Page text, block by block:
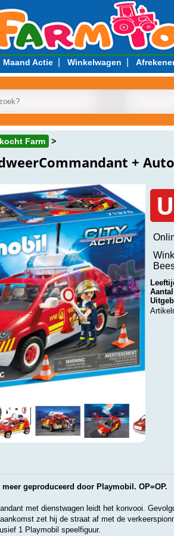
Maand Actie| Winkelwagen
Farm
+
geproduceerd door Playmobil. OP=OP.
met dienstwagen leidt het konvooi.
zet hij de straat af met de
1 Playmobil speelfiguur.